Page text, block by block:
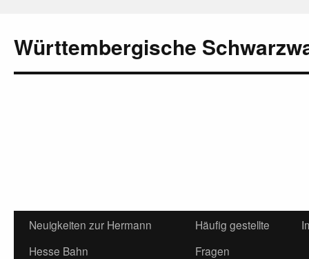
Württembergische
Neuigkeiten zur Hermann
Hesse Bahn
Häufig gestellte
Fragen